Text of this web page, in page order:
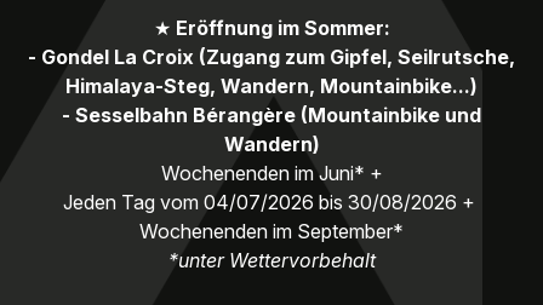
★ Eröffnung im Sommer:
- Gondel La Croix (Zugang zum Gipfel, Seilrutsche,
Himalaya-Steg, Wandern, Mountainbike...)
- Sesselbahn Bérangère (Mountainbike und
Wandern)
Wochenenden im Juni* +
Jeden Tag vom 04/07/2026 bis 30/08/2026 +
Wochenenden im September*
*unter Wettervorbehalt